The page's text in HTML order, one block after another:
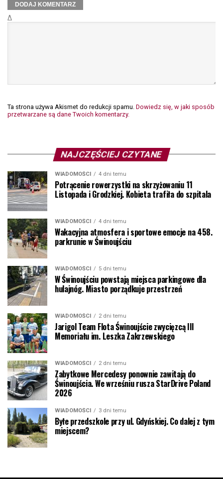
Δ
Ta strona używa Akismet do redukcji spamu. Dowiedz się, w jaki sposób
przetwarzane są dane Twoich komentarzy.
NAJCZĘŚCIEJ CZYTANE
WIADOMOŚCI 4 dni temu
Potrącenie rowerzystki na skrzyżowaniu 11
Listopada i Grodzkiej. Kobieta trafiła do szpitala
WIADOMOŚCI 4 dni temu
Wakacyjna atmosfera i sportowe emocje na 458.
parkrunie w Świnoujściu
WIADOMOŚCI 5 dni temu
W Świnoujściu powstają miejsca parkingowe dla
hulajnóg. Miasto porządkuje przestrzeń
WIADOMOŚCI 2 dni temu
Jarigol Team Flota Świnoujście zwycięzcą III
Memoriału im. Leszka Zakrzewskiego
WIADOMOŚCI 2 dni temu
Zabytkowe Mercedesy ponownie zawitają do
Świnoujścia. We wrześniu rusza StarDrive Poland
2026
WIADOMOŚCI 3 dni temu
Byłe przedszkole przy ul. Gdyńskiej. Co dalej z tym
miejscem?